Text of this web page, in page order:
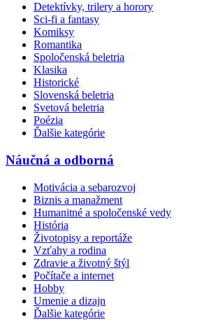
Detektívky, trilery a horory
Sci-fi a fantasy
Komiksy
Romantika
Spoločenská beletria
Klasika
Historické
Slovenská beletria
Svetová beletria
Poézia
Ďalšie kategórie
Náučná a odborná
Motivácia a sebarozvoj
Biznis a manažment
Humanitné a spoločenské vedy
História
Životopisy a reportáže
Vzťahy a rodina
Zdravie a životný štýl
Počítače a internet
Hobby
Umenie a dizajn
Ďalšie kategórie